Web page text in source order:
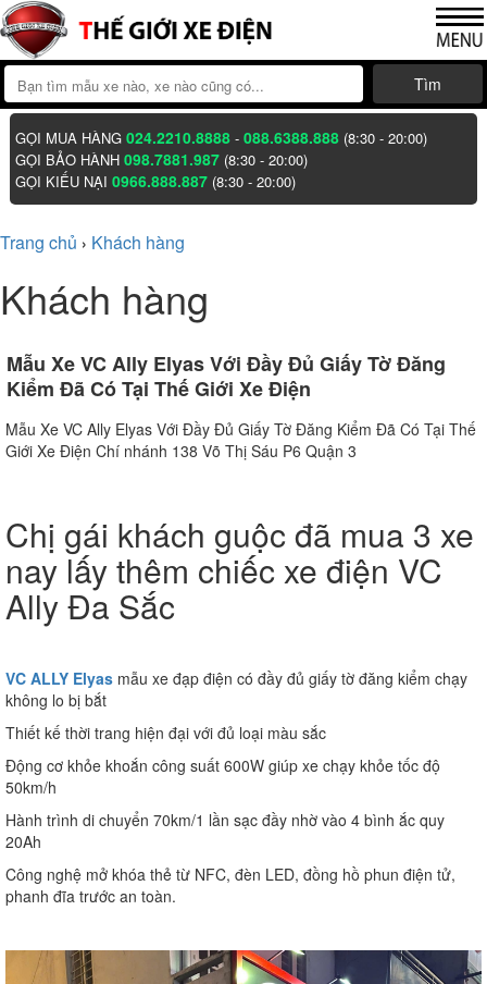
Tìm
GỌI MUA HÀNG024.2210.8888 -088.6388.888 (8:30 - 20:00)
GỌI BẢO HÀNH098.7881.987 (8:30 - 20:00)
GỌI KIẾU NẠI0966.888.887 (8:30 - 20:00)
Trang chủ › Khách hàng
Khách hàng
Mẫu Xe VC Ally Elyas Với Đầy Đủ Giấy Tờ Đăng
Kiểm Đã Có Tại Thế Giới Xe Điện
Mẫu Xe VC Ally Elyas Với Đầy Đủ Giấy Tờ Đăng Kiểm Đã Có Tại Thế
Giới Xe Điện Chí nhánh 138 Võ Thị Sáu P6 Quận 3
Chị gái khách guộc đã mua 3 xe
nay lấy thêm chiếc xe điện VC
Ally Đa Sắc
VC ALLY Elyas mẫu xe đạp điện có đầy đủ giấy tờ đăng kiểm chạy
không lo bị bắt
Thiết kế thời trang hiện đại với đủ loại màu sắc
Động cơ khỏe khoắn công suất 600W giúp xe chạy khỏe tốc độ
50km/h
Hành trình di chuyển 70km/1 lần sạc đầy nhờ vào 4 bình ắc quy
20Ah
Công nghệ mở khóa thẻ từ NFC, đèn LED, đồng hồ phun điện tử,
phanh đĩa trước an toàn.